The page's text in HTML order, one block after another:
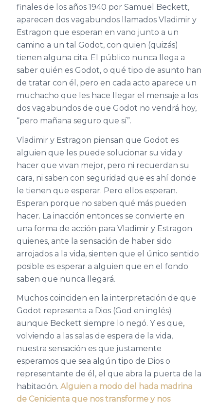
finales de los años 1940 por Samuel Beckett,
aparecen dos vagabundos llamados Vladimir y
Estragon que esperan en vano junto a un
camino a un tal Godot, con quien (quizás)
tienen alguna cita. El público nunca llega a
saber quién es Godot, o qué tipo de asunto han
de tratar con él, pero en cada acto aparece un
muchacho que les hace llegar el mensaje a los
dos vagabundos de que Godot no vendrá hoy,
“pero mañana seguro que sí”.
Vladimir y Estragon piensan que Godot es
alguien que les puede solucionar su vida y
hacer que vivan mejor, pero ni recuerdan su
cara, ni saben con seguridad que es ahí donde
le tienen que esperar. Pero ellos esperan.
Esperan porque no saben qué más pueden
hacer. La inacción entonces se convierte en
una forma de acción para Vladimir y Estragon
quienes, ante la sensación de haber sido
arrojados a la vida, sienten que el único sentido
posible es esperar a alguien que en el fondo
saben que nunca llegará.
Muchos coinciden en la interpretación de que
Godot representa a Dios (God en inglés)
aunque Beckett siempre lo negó. Y es que,
volviendo a las salas de espera de la vida,
nuestra sensación es que justamente
esperamos que sea algún tipo de Dios o
representante de él, el que abra la puerta de la
habitación. Alguien a modo del hada madrina
de Cenicienta que nos transforme y nos